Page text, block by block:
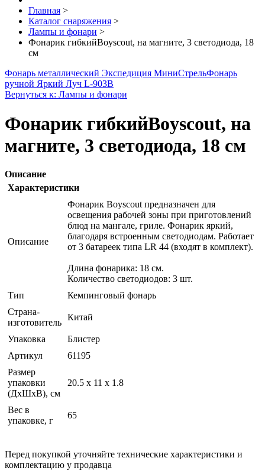
Главная >
Каталог снаряжения >
Лампы и фонари >
Фонарик гибкийBoyscout, на магните, 3 светодиода, 18
см
Фонарь металлический Экспедиция МиниСтрельФонарь
ручной Яркий Луч L-903B
Вернуться к: Лампы и фонари
Фонарик гибкийBoyscout, на
магните, 3 светодиода, 18 см
Описание
Характеристики
Описание
Фонарик Boyscout предназначен для
освещения рабочей зоны при приготовлений
блюд на мангале, гриле. Фонарик яркий,
благодаря встроенным светодиодам. Работает
от 3 батареек типа LR 44 (входят в комплект).
Длина фонарика: 18 см.
Количество светодиодов: 3 шт.
Тип
Кемпинговый фонарь
Страна-
изготовитель
Китай
Упаковка
Блистер
Артикул
61195
Размер
упаковки
(ДхШхВ), см
20.5 x 11 x 1.8
Вес в
упаковке, г
65
Перед покупкой уточняйте технические характеристики и
комплектацию у продавца